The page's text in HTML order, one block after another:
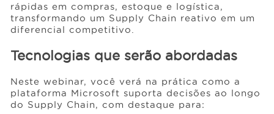
rápidas em compras, estoque e logística,
transformando um Supply Chain reativo em um
diferencial competitivo.
Tecnologias que serão abordadas
Neste webinar, você verá na prática como a
plataforma Microsoft suporta decisões ao longo
do Supply Chain, com destaque para:
Carreiras